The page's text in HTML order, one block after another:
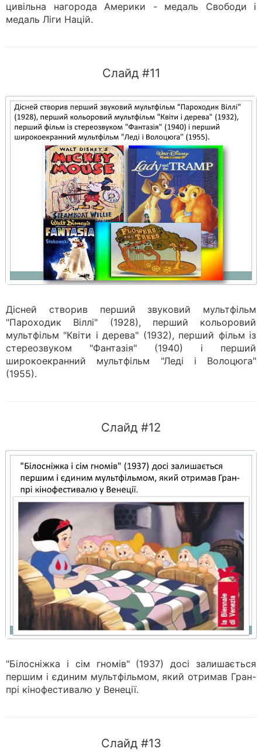
цивільна нагорода Америки - медаль Свободи і
медаль Ліги Націй.
Слайд #11
Дісней створив перший звуковий мультфільм
"Пароходик Віллі" (1928), перший кольоровий
мультфільм "Квіти і дерева" (1932), перший фільм із
стереозвуком "Фантазія" (1940) і перший
широкоекранний мультфільм "Леді і Волоцюга"
(1955).
Слайд #12
"Білосніжка і сім гномів" (1937) досі залишається
першим і єдиним мультфільмом, який отримав Гран-
прі кінофестивалю у Венеції.
Слайд #13